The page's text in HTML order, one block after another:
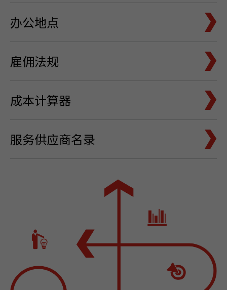
办公地点
雇佣法规
成本计算器
服务供应商名录